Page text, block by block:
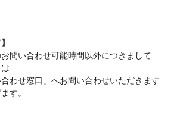
問い合わせ可能時間以外につきまして
せ窓口」へお問い合わせいただきます
す。